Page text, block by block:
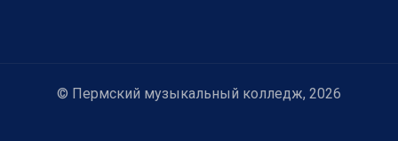
© Пермский музыкальный колледж, 2026